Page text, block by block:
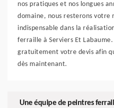
nos pratiques et nos longues
domaine, nous resterons votre
indispensable dans la
ferraille à Serviers Et
gratuitement votre devis afin
dès maintenant.
Une équipe de peintres